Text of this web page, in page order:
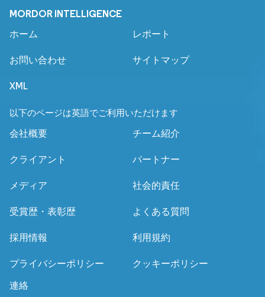
MORDOR INTELLIGENCE
ホーム レポート
お問い合わせ サイトマップ
XML
以下のページは英語でご利用いただけます
会社概要 チーム紹介
クライアント パートナー
メディア 社会的責任
受賞歴・表彰歴 よくある質問
採用情報 利用規約
プライバシーポリシー クッキーポリシー
連絡